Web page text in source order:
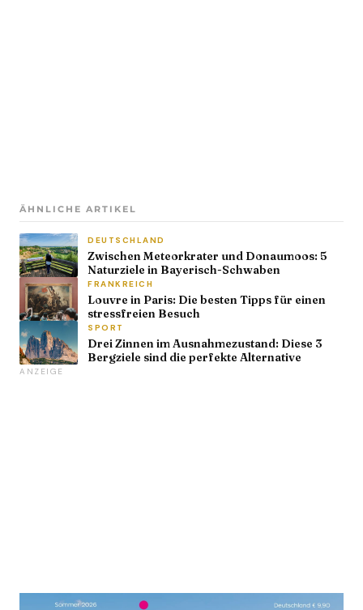
ÄHNLICHE ARTIKEL
DEUTSCHLAND
Zwischen Meteorkrater und Donaumoos: 5
Naturziele in Bayerisch-Schwaben
FRANKREICH
Louvre in Paris: Die besten Tipps für einen
stressfreien Besuch
SPORT
Drei Zinnen im Ausnahmezustand: Diese 3
Bergziele sind die perfekte Alternative
ANZEIGE